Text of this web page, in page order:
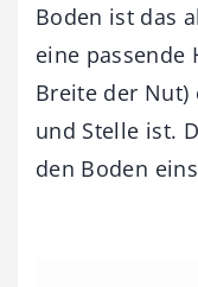
Boden ist das
eine passende
Breite der Nut)
und Stelle ist.
den Boden